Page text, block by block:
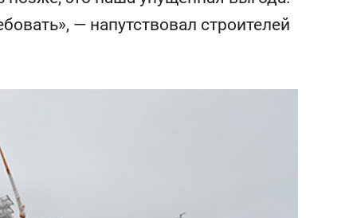
— напутствовал строителей
для меня это